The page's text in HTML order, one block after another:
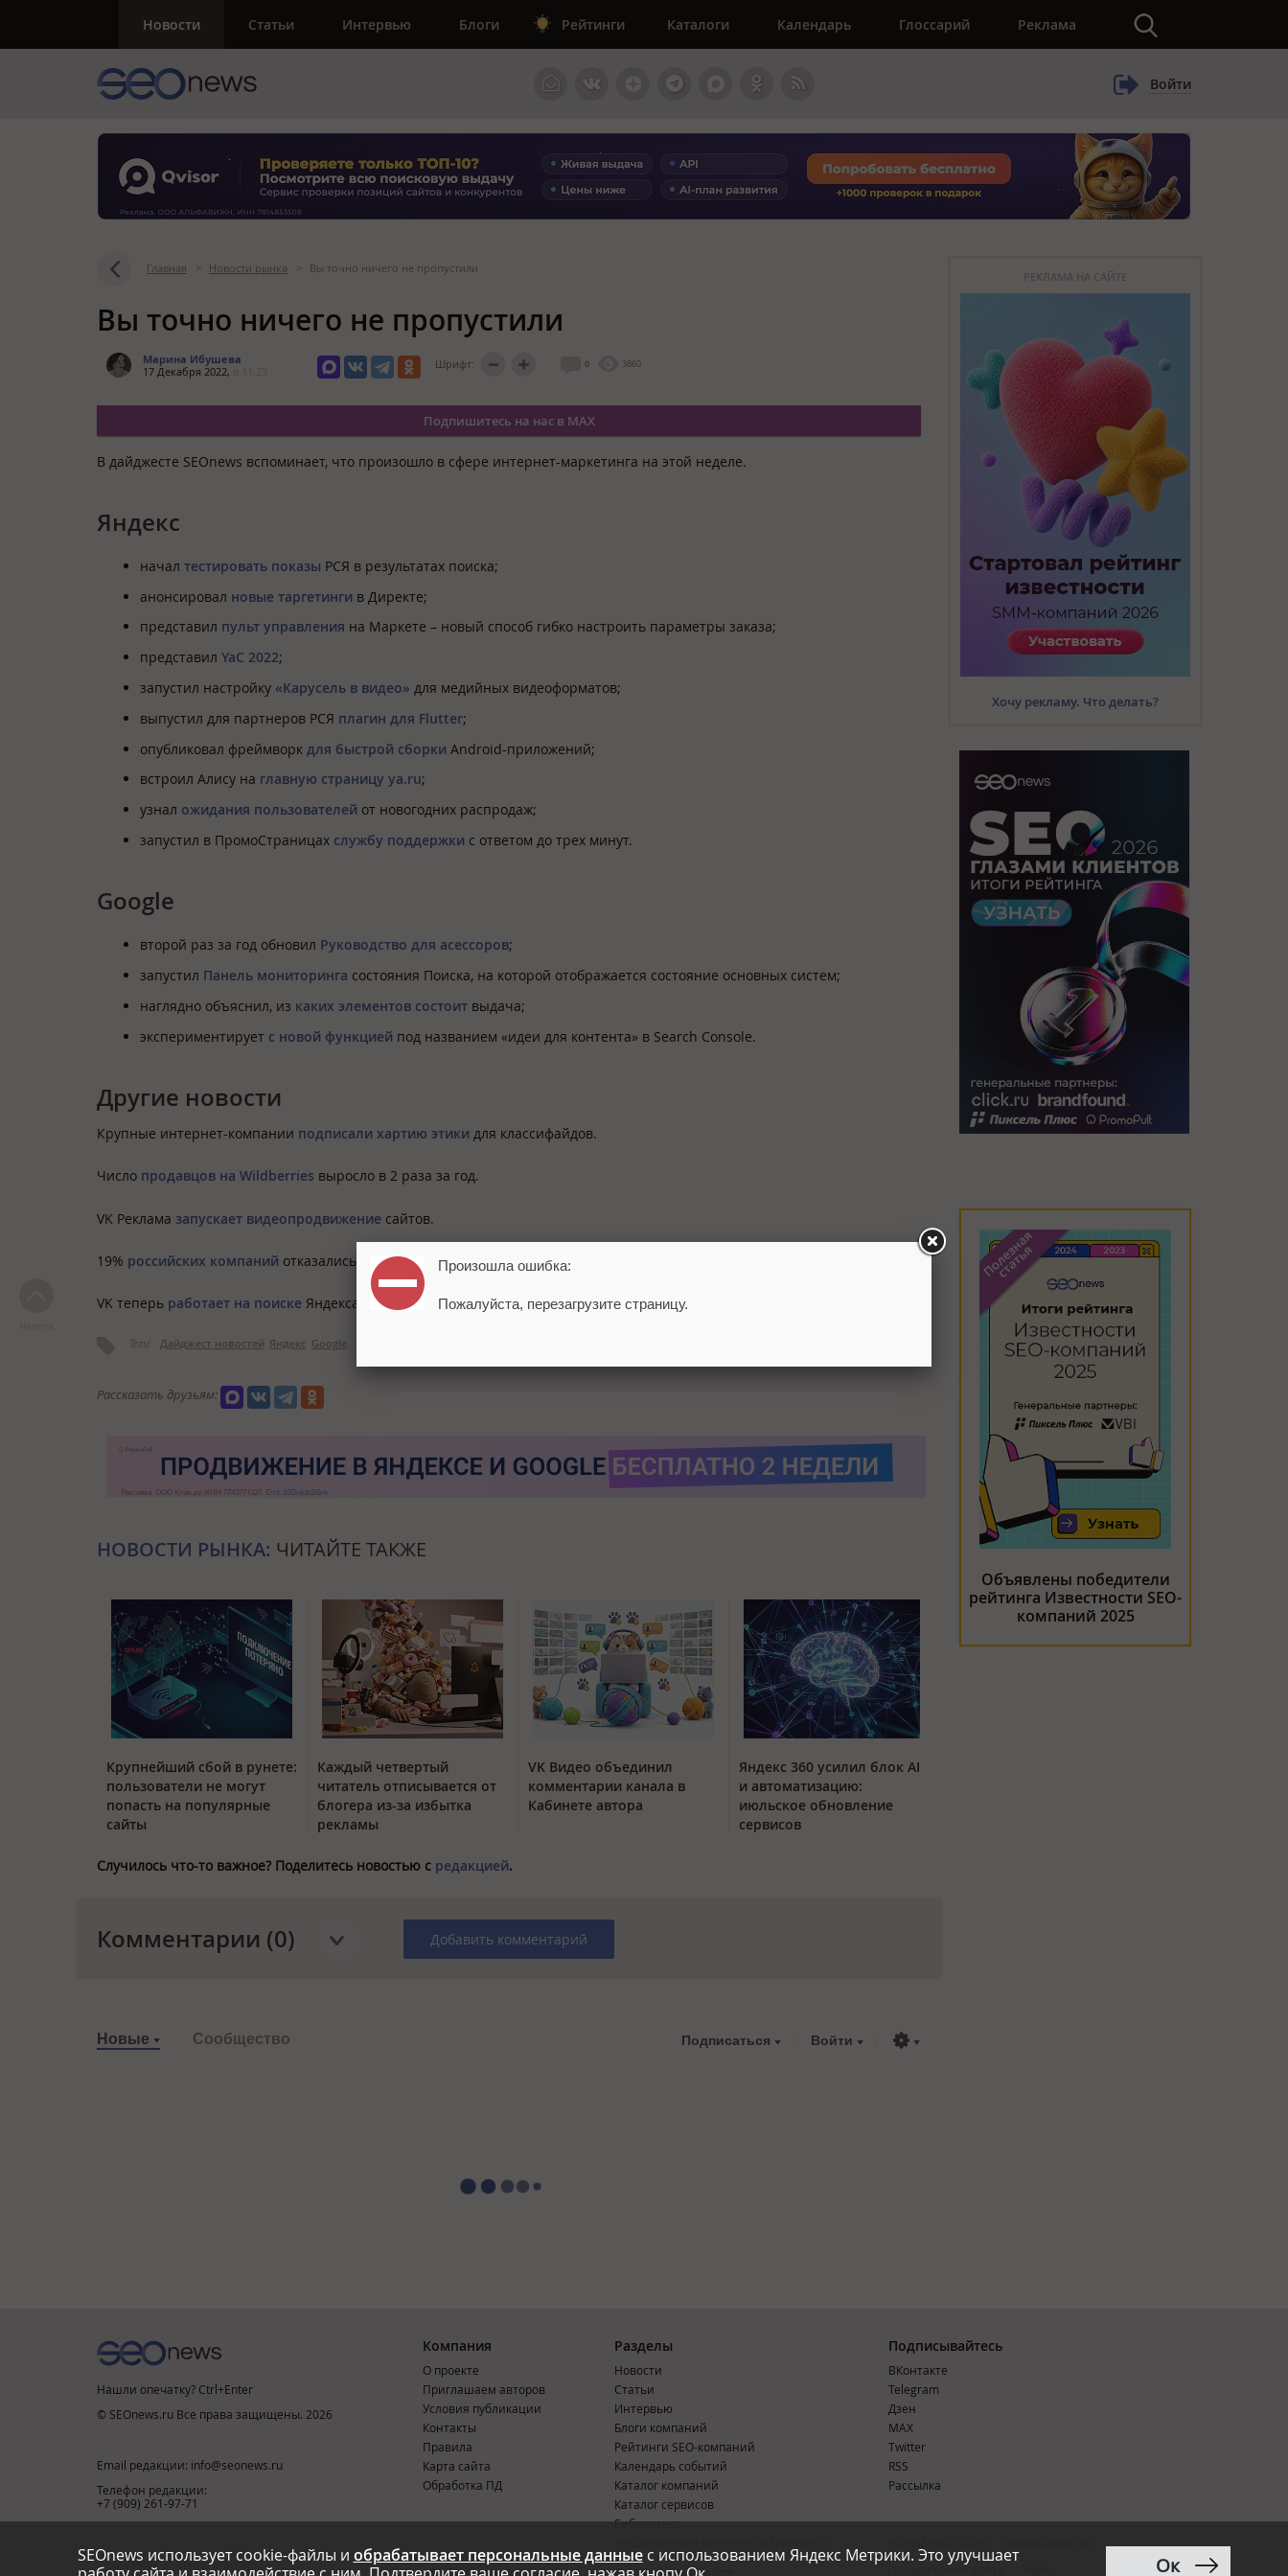
Новости Статьи Интервью Блоги Рейтинги Каталоги Календарь Глоссарий Реклама
Войти
Главная > Новости рынка > Вы точно ничего не пропустили
Вы точно ничего не пропустили
Марина Ибушева
17 Декабря 2022,
Шрифт: 0 3860
Подпишитесь на нас в MAX
В дайджесте SEOnews вспоминает, что произошло в сфере интернет-маркетинга на этой неделе.
Яндекс
начал тестировать показы РСЯ в результатах поиска;
анонсировал новые таргетинги в Директе;
представил пульт управления на Маркете – новый способ гибко настроить параметры заказа;
представил YaC 2022;
запустил настройку «Карусель в видео» для медийных видеоформатов;
выпустил для партнеров РСЯ плагин для Flutter;
опубликовал фреймворк для быстрой сборки Android-приложений;
встроил Алису на главную страницу ya.ru;
узнал ожидания пользователей от новогодних распродаж;
запустил в ПромоСтраницах службу поддержки с ответом до трех минут.
Google
второй раз за год обновил Руководство для асессоров;
запустил Панель мониторинга состояния Поиска, на которой отображается состояние основных систем;
наглядно объяснил, из каких элементов состоит выдача;
экспериментирует с новой функцией под названием «идеи для контента» в Search Console.
Другие новости
Крупные интернет-компании подписали хартию этики для классифайдов.
Число продавцов на Wildberries выросло в 2 раза за год.
VK Реклама запускает видеопродвижение сайтов.
19% российских компаний отказались от SEO.
VK теперь работает на поиске Яндекса.
Теги: Дайджест новостей Яндекс Google
Рассказать друзьям:
НОВОСТИ РЫНКА: ЧИТАЙТЕ ТАКЖЕ
Крупнейший сбой в рунете:
пользователи не могут
попасть на популярные
сайты
Каждый четвертый
читатель отписывается от
блогера из-за избытка
рекламы
VK Видео объединил
комментарии канала в
Кабинете автора
Яндекс 360 усилил блок AI
и автоматизацию:
июльское обновление
сервисов
Случилось что-то важное? Поделитесь новостью с редакцией.
Комментарии (0) Добавить комментарий
Новые Сообщество Подписаться Войти
РЕКЛАМА НА САЙТЕ
Хочу рекламу. Что делать?
Объявлены победители
рейтинга Известности SEO-
компаний 2025
SEOnews использует cookie-файлы и обрабатывает персональные данныес использованием Яндекс Метрики. Это улучшает
Ок
Нашли опечатку? Ctrl+Enter
© SEOnews.ru Все права защищены. 2026
Email редакции: info@seonews.ru
Телефон редакции:
+7 (909) 261-97-71
This site is protected by reCAPTCHA and the Google
Privacy Policyand Terms of Serviceapply.
Компания
О проекте
Приглашаем авторов
Условия публикации
Контакты
Правила
Карта сайта
Обработка ПД
Разделы
Новости
Статьи
Интервью
Блоги компаний
Рейтинги SEO-компаний
Календарь событий
Каталог компаний
Каталог сервисов
Библиотека
Подписывайтесь
ВКонтакте
Telegram
Дзен
MAX
Тwitter
RSS
Рассылка
Продвижение сайта
12+
Произошла ошибка:
Пожалуйста, перезагрузите страницу.